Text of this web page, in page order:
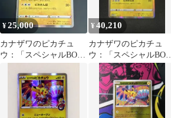
¥25,000
カナザワのピカチュ
ウ：「スペシャルBOX
ザワオープン記念…
¥40,210
カナザワのピカチュ
ウ：「スペシャルBOX
ポケモンセンターカナ
ザワオープン記念…